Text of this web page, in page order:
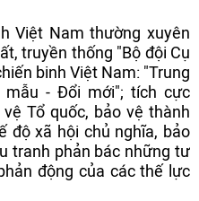
Việt Nam thường xuyên
truyền thống "Bộ đội Cụ
binh Việt Nam: "Trung
- Đổi mới"; tích cực
Tổ quốc, bảo vệ thành
độ xã hội chủ nghĩa, bảo
tranh phản bác những tư
động của các thế lực